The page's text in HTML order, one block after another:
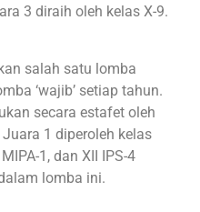
3 diraih oleh kelas X-9.
salah satu lomba
‘wajib’ setiap tahun.
secara estafet oleh
1 diperoleh kelas
1, dan XII IPS-4
lomba ini.